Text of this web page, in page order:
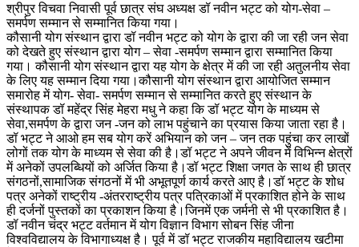
श्रीपुर विचवा निवासी पूर्व छात्र संघ अध्यक्ष डॉ नवीन भट्ट को योग-सेवा –
समर्पण सम्मान से सम्मानित किया गया।
कौसानी योग संस्थान द्वारा डॉ नवीन भट्ट को योग के द्वारा की जा रही जन सेवा
को देखते हुए संस्थान द्वारा योग – सेवा -समर्पण सम्मान द्वारा सम्मानित किया
गया। कौसानी योग संस्थान द्वारा यह योग के क्षेत्र में की जा रही अतुलनीय सेवा
के लिए यह सम्मान दिया गया।कौसानी योग संस्थान द्वारा आयोजित सम्मान
समारोह में योग- सेवा- समर्पण सम्मान से सम्मानित करते हुए संस्थान के
संस्थापक डॉ महेंद्र सिंह मेहरा मधु ने कहा कि डॉ भट्ट योग के माध्यम से
सेवा,समर्पण के द्वारा जन -जन को लाभ पहुंचाने का प्रयास किया जाता रहा है।
डॉ भट्ट ने आओ हम सब योग करें अभियान को जन – जन तक पहुंचा कर लाखों
लोगों तक योग के माध्यम से सेवा की है।डॉ भट्ट ने अपने जीवन में विभिन्न क्षेत्रों
में अनेकों उपलब्धियों को अर्जित किया है।डॉ भट्ट शिक्षा जगत के साथ ही छात्र
संगठनों,सामाजिक संगठनों में भी अभूतपूर्ण कार्य करते आए है।डॉ भट्ट के शोध
पत्र अनेकों राष्ट्रीय -अंतरराष्ट्रीय पत्र पत्रिकाओं में प्रकाशित होने के साथ
ही दर्जनों पुस्तकों का प्रकाशन किया है।जिनमें एक जर्मनी से भी प्रकाशित है।
डॉ नवीन चंद्र भट्ट वर्तमान में योग विज्ञान विभाग सोबन सिंह जीना
विश्वविद्यालय के विभागाध्यक्ष है। पूर्व में डॉ भट्ट राजकीय महाविद्यालय खटीमा